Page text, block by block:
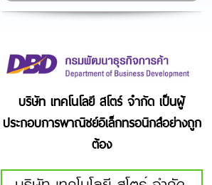
บริษัท เทคโนโลยี สโตร์ จำกัด เป็นผู้
ประกอบการพาณิชย์อิเล็กทรอนิกส์อย่างถูก
ต้อง